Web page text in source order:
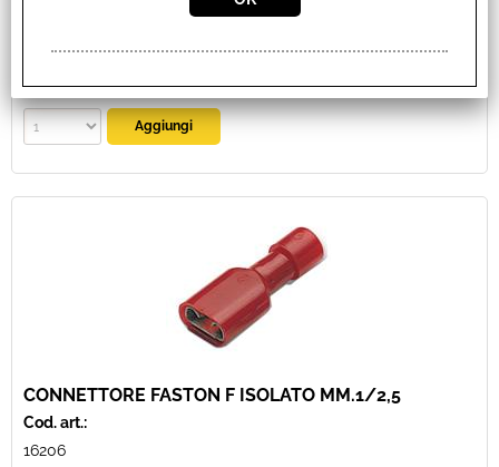
CONNETTORE FASTON F ISOLATO MM.1/2,5
Cod. art.:
16206